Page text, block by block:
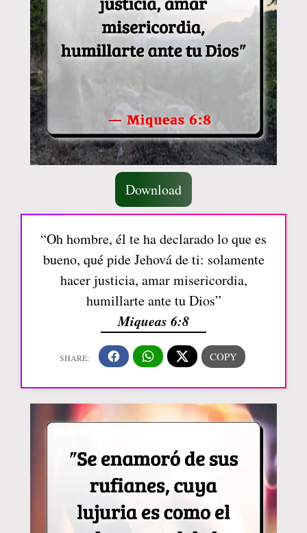
Download
“Oh hombre, él te ha declarado lo que es
bueno, qué pide Jehová de ti: solamente
hacer justicia, amar misericordia,
humillarte ante tu Dios”
Miqueas 6:8